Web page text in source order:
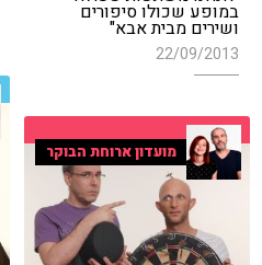
במופע שכולו סיפורים
ושירים מבית אבא"
22/09/2013
מועדון ארוחת הבוקר